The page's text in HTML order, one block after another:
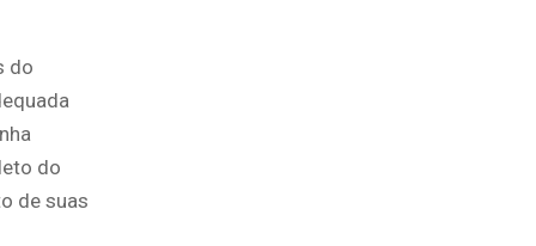
do
do
de suas